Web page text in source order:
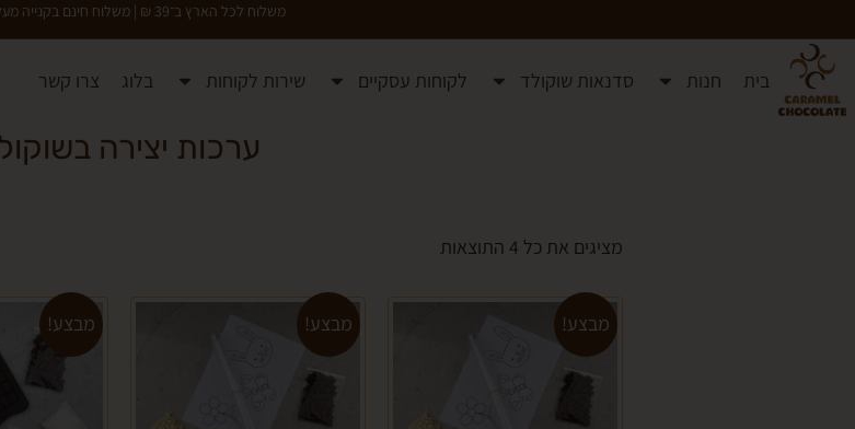
משלוח לכל הארץ ב־39 ₪ | משלוח חינם בקנייה מעל 349 ₪
בית חנות סדנאות שוקולד לקוחות עסקיים שירות לקוחות בלוג צרו קשר
ערכות יצירה
מציגים את כל ⁦4⁩ התוצאות
מבצע! מבצע! מבצע!